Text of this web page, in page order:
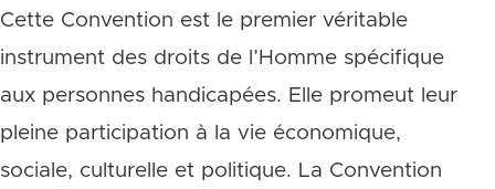
Cette Convention est le premier véritable
instrument des droits de l’Homme spécifique
aux personnes handicapées. Elle promeut leur
pleine participation à la vie économique,
sociale, culturelle et politique. La Convention